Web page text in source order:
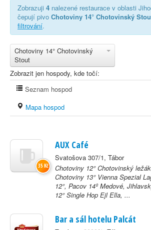
Zobrazuji 4 nalezené restaurace v oblasti
čepují pivo Chotoviny 14° Chotovinský
filtrování.
Chotoviny 14° Chotovinský
Stout
Zobrazit jen hospody, kde točí:
Seznam hospod
Mapa hospod
AUX Café
Svatošova 307/1, Tábor
Chotoviny 12° Chotovinský
Chotoviny 13° Vienna Spezial
12°, Pacov 14º Medové,
12° Single Hop Ejl Ella, ...
35 Kč
Bar a sál hotelu Palcát